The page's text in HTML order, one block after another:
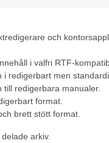
och
i valfri RTF-
redigerbart men
redigerbara manualer.
format.
brett stött format.
arkiv.